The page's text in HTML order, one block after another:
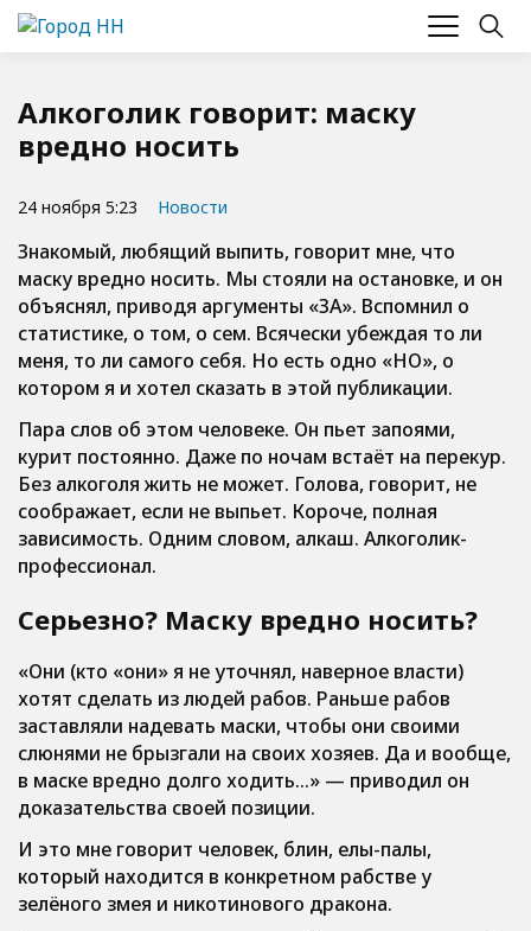
Алкоголик говорит: маску
вредно носить
24 ноября 5:23 Новости
Знакомый, любящий выпить, говорит мне, что
маску вредно носить. Мы стояли на остановке, и он
объяснял, приводя аргументы «ЗА». Вспомнил о
статистике, о том, о сем. Всячески убеждая то ли
меня, то ли самого себя. Но есть одно «НО», о
котором я и хотел сказать в этой публикации.
Пара слов об этом человеке. Он пьет запоями,
курит постоянно. Даже по ночам встаёт на перекур.
Без алкоголя жить не может. Голова, говорит, не
соображает, если не выпьет. Короче, полная
зависимость. Одним словом, алкаш. Алкоголик-
профессионал.
Серьезно? Маску вредно носить?
«Они (кто «они» я не уточнял, наверное власти)
хотят сделать из людей рабов. Раньше рабов
заставляли надевать маски, чтобы они своими
слюнями не брызгали на своих хозяев. Да и вообще,
в маске вредно долго ходить…» — приводил он
доказательства своей позиции.
И это мне говорит человек, блин, елы-палы,
который находится в конкретном рабстве у
зелёного змея и никотинового дракона.